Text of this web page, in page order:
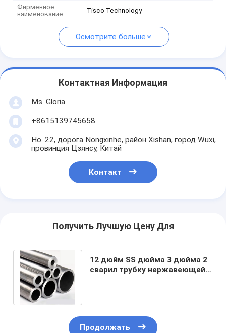
Фирменное
наименование
Tisco Technology
Осмотрите больше
Контактная Информация
Ms. Gloria
+8615139745658
Но. 22, дорога Nongxinhe, район Xishan, город Wuxi,
провинция Цзянсу, Китай
Контакт
Получить Лучшую Цену Для
12 дюйм SS дюйма 3 дюйма 2
сварил трубку нержавеющей
Продолжать